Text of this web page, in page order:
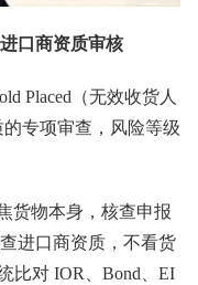
口商资质审核
Placed（无效收货人
专项审查，风险等级
货物本身，核查申报
进口商资质，不看货
比对 IOR、Bond、EI